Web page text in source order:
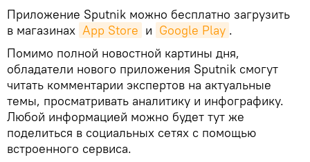
Приложение Sputnik можно бесплатно загрузить
в магазинах App Store и Google Play .
Помимо полной новостной картины дня,
обладатели нового приложения Sputnik смогут
читать комментарии экспертов на актуальные
темы, просматривать аналитику и инфографику.
Любой информацией можно будет тут же
поделиться в социальных сетях с помощью
встроенного сервиса.